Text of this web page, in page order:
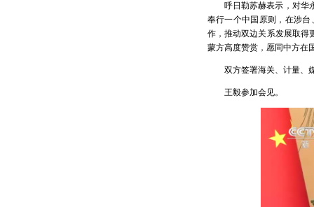
呼日勒苏赫表示，对华
奉行一个中国原则，在涉
作，推动双边关系发展取得
蒙方高度赞赏，愿同中方在
双方签署海关、计量、
王毅参加会见。